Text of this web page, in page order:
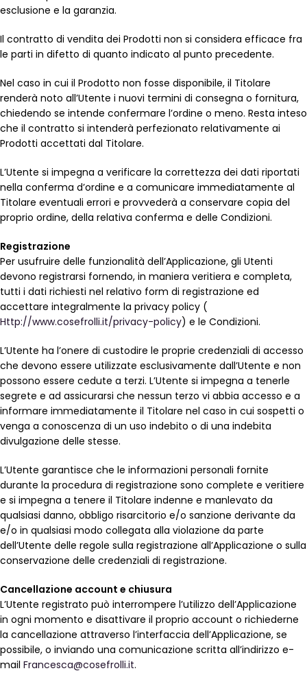
esclusione e la garanzia.
Il contratto di vendita dei Prodotti non si considera efficace fra
le parti in difetto di quanto indicato al punto precedente.
Nel caso in cui il Prodotto non fosse disponibile, il Titolare
renderà noto all’Utente i nuovi termini di consegna o fornitura,
chiedendo se intende confermare l’ordine o meno. Resta inteso
che il contratto si intenderà perfezionato relativamente ai
Prodotti accettati dal Titolare.
L’Utente si impegna a verificare la correttezza dei dati riportati
nella conferma d’ordine e a comunicare immediatamente al
Titolare eventuali errori e provvederà a conservare copia del
proprio ordine, della relativa conferma e delle Condizioni.
Registrazione
Per usufruire delle funzionalità dell’Applicazione, gli Utenti
devono registrarsi fornendo, in maniera veritiera e completa,
tutti i dati richiesti nel relativo form di registrazione ed
accettare integralmente la privacy policy (
Http://www.cosefrolli.it/privacy-policy) e le Condizioni.
L’Utente ha l’onere di custodire le proprie credenziali di accesso
che devono essere utilizzate esclusivamente dall’Utente e non
possono essere cedute a terzi. L’Utente si impegna a tenerle
segrete e ad assicurarsi che nessun terzo vi abbia accesso e a
informare immediatamente il Titolare nel caso in cui sospetti o
venga a conoscenza di un uso indebito o di una indebita
divulgazione delle stesse.
L’Utente garantisce che le informazioni personali fornite
durante la procedura di registrazione sono complete e veritiere
e si impegna a tenere il Titolare indenne e manlevato da
qualsiasi danno, obbligo risarcitorio e/o sanzione derivante da
e/o in qualsiasi modo collegata alla violazione da parte
dell’Utente delle regole sulla registrazione all’Applicazione o sulla
conservazione delle credenziali di registrazione.
Cancellazione account e chiusura
L’Utente registrato può interrompere l’utilizzo dell’Applicazione
in ogni momento e disattivare il proprio account o richiederne
la cancellazione attraverso l’interfaccia dell’Applicazione, se
possibile, o inviando una comunicazione scritta all’indirizzo e-
mail Francesca@cosefrolli.it.